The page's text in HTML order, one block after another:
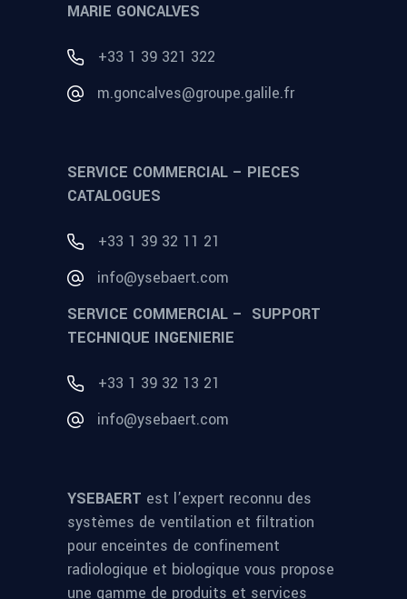
MARIE GONCALVES
+33 1 39 321 322
m.goncalves@groupe.galile.fr
SERVICE COMMERCIAL – PIECES
CATALOGUES
+33 1 39 32 11 21
info@ysebaert.com
SERVICE COMMERCIAL – SUPPORT
TECHNIQUE INGENIERIE
+33 1 39 32 13 21
info@ysebaert.com
YSEBAERT est l’expert reconnu des
systèmes de ventilation et filtration
pour enceintes de confinement
radiologique et biologique vous propose
une gamme de produits et services